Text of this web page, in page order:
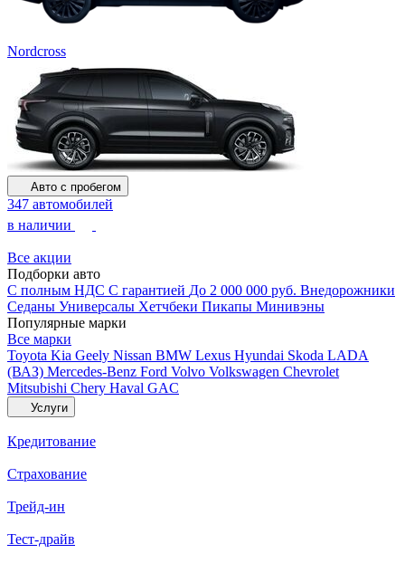
Nordcross
Авто с пробегом
347 автомобилей
в наличии
Все акции
Подборки авто
С полным НДС С гарантией До 2 000 000 руб. Внедорожники
Седаны Универсалы Хетчбеки Пикапы Минивэны
Популярные марки
Все марки
Toyota Kia Geely Nissan BMW Lexus Hyundai Skoda LADA
(ВАЗ) Mercedes-Benz Ford Volvo Volkswagen Chevrolet
Mitsubishi Chery Haval GAC
Услуги
Кредитование
Страхование
Трейд-ин
Тест-драйв